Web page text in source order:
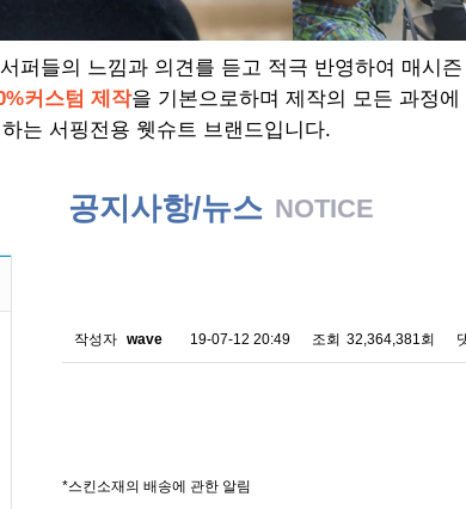
퍼들의 느낌과 의견를 듣고 적극 반영하여 매시
커스텀 제작을 기본으로하며 제작의 모든 과정
는 서핑전용 웻슈트 브랜드입니다.
공지사항/뉴스 NOTICE
작성자 wave 19-07-12 20:49 조회 32,364,381회
*스킨소재의 배송에 관한 알림